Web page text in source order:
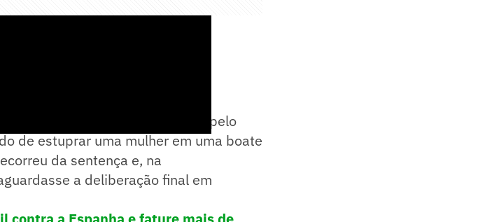
a quatro anos e meio de prisão pelo
de estuprar uma mulher em uma boate
da sentença e, na
a deliberação final em